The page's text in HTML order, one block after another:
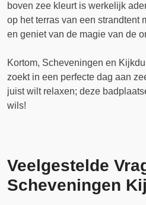
boven zee kleurt is werkelijk
op het terras van een strandtent
en geniet van de magie van de
Kortom, Scheveningen en
zoekt in een perfecte dag aan
juist wilt relaxen; deze
wils!
Veelgestelde
Scheveningen